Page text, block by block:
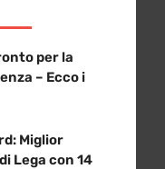
per la
– Ecco i
Miglior
Lega con 14